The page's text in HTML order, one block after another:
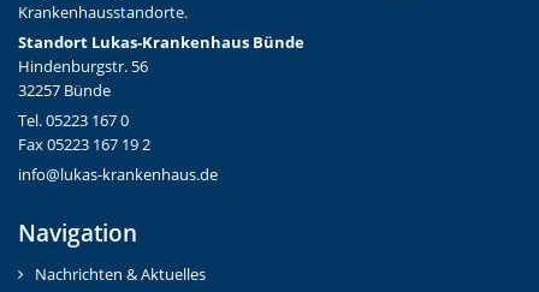
Krankenhausstandorte.
Standort Lukas-Krankenhaus Bünde
Hindenburgstr. 56
32257 Bünde
Tel. 05223 167 0
Fax 05223 167 19 2
info@lukas-krankenhaus.de
Navigation
Nachrichten & Aktuelles